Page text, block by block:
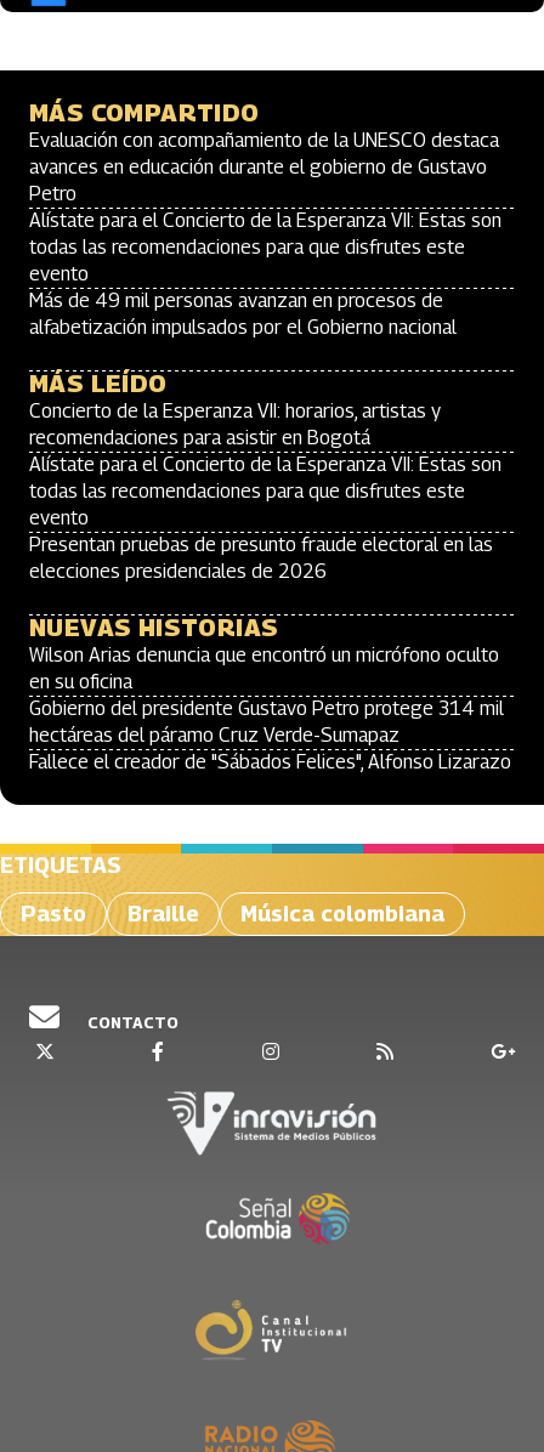
MÁS COMPARTIDO
Evaluación con acompañamiento de la UNESCO destaca
avances en educación durante el gobierno de Gustavo
Petro
Alístate para el Concierto de la Esperanza VII: Estas son
todas las recomendaciones para que disfrutes este
evento
Más de 49 mil personas avanzan en procesos de
alfabetización impulsados por el Gobierno nacional
MÁS LEÍDO
Concierto de la Esperanza VII: horarios, artistas y
recomendaciones para asistir en Bogotá
Alístate para el Concierto de la Esperanza VII: Estas son
todas las recomendaciones para que disfrutes este
evento
Presentan pruebas de presunto fraude electoral en las
elecciones presidenciales de 2026
NUEVAS HISTORIAS
Wilson Arias denuncia que encontró un micrófono oculto
en su oficina
Gobierno del presidente Gustavo Petro protege 314 mil
hectáreas del páramo Cruz Verde-Sumapaz
Fallece el creador de "Sábados Felices", Alfonso Lizarazo
ETIQUETAS
Pasto
Braille Música colombiana
CONTACTO